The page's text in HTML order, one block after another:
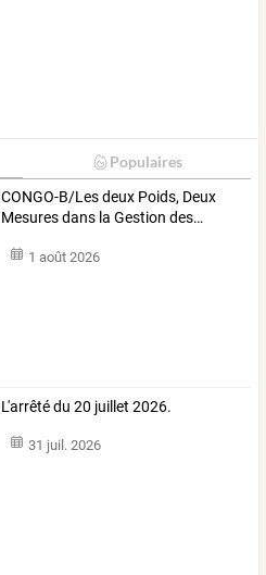
Populaires
CONGO-B/Lesdeux Poids, Deux
Mesuresdans la Gestion des…
1 août 2026
L'arrêté du 20 juillet 2026.
31 juil. 2026